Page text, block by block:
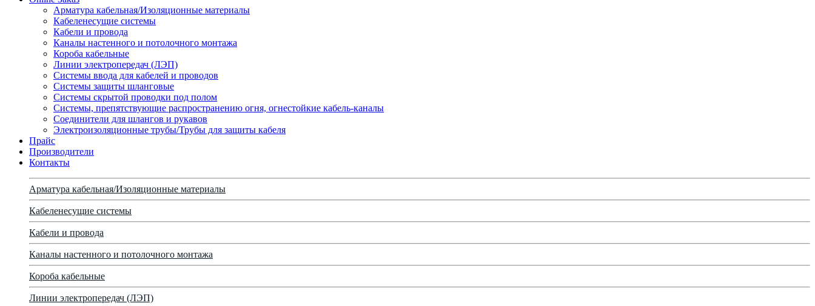
Арматура кабельная/Изоляционные материалы
Кабеленесущие системы
Кабели и провода
Каналы настенного и потолочного монтажа
Короба кабельные
Линии электропередач (ЛЭП)
Системы ввода для кабелей и проводов
Системы защиты шланговые
Системы скрытой проводки под полом
Системы, препятствующие распространению огня, огнестойкие кабель-каналы
Соединители для шлангов и рукавов
Электроизоляционные трубы/Трубы для защиты кабеля
Прайс
Производители
Контакты
Арматура кабельная/Изоляционные материалы
Кабеленесущие системы
Кабели и провода
Каналы настенного и потолочного монтажа
Короба кабельные
Линии электропередач (ЛЭП)